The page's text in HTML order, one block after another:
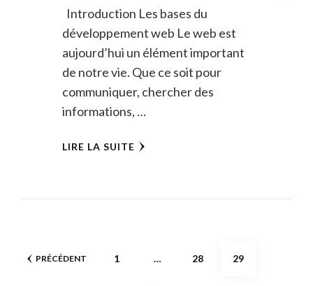
Introduction Les bases du
développement web Le web est
aujourd’hui un élément important
de notre vie. Que ce soit pour
communiquer, chercher des
informations, …
LIRE LA SUITE
Pagination
PRÉCÉDENT PAGE
1 … PAGE
28 PAGE
29